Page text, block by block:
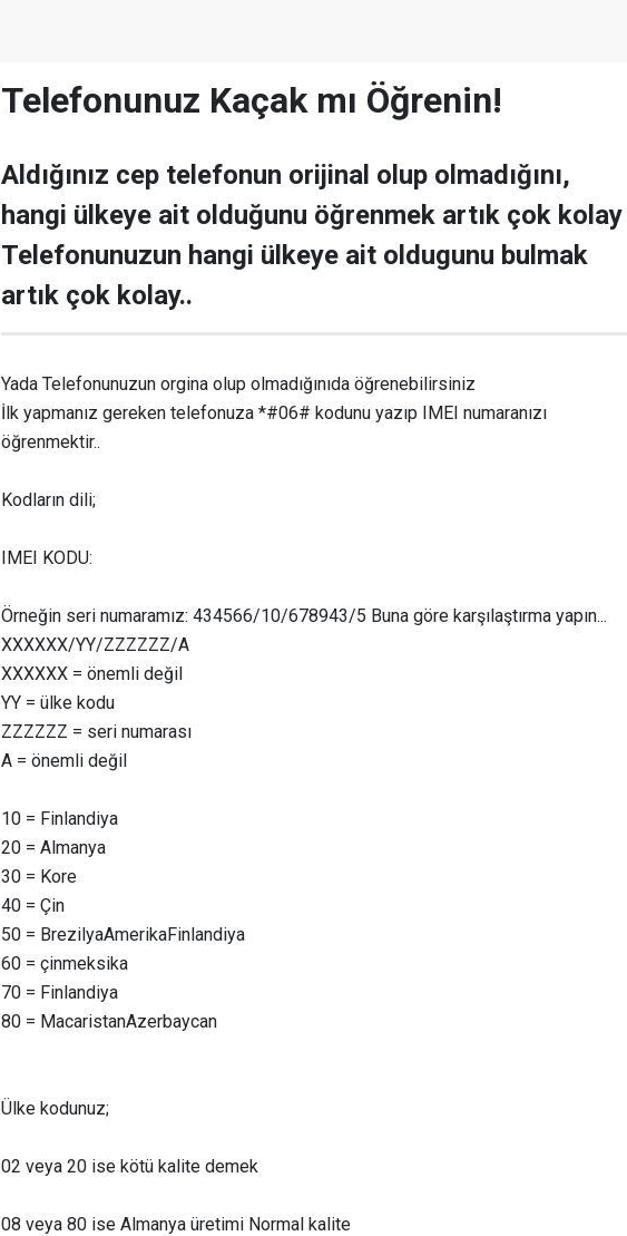
Telefonunuz Kaçak mı Öğrenin!
Aldığınız cep telefonun orijinal olup olmadığını,
hangi ülkeye ait olduğunu öğrenmek artık çok kolay
Telefonunuzun hangi ülkeye ait oldugunu bulmak
artık çok kolay..
Yada Telefonunuzun orgina olup olmadığınıda öğrenebilirsiniz
İlk yapmanız gereken telefonuza *#06# kodunu yazıp IMEI numaranızı
öğrenmektir..
Kodların dili;
IMEI KODU:
Örneğin seri numaramız: 434566/10/678943/5 Buna göre karşılaştırma yapın...
XXXXXX/YY/ZZZZZZ/A
XXXXXX = önemli değil
YY = ülke kodu
ZZZZZZ = seri numarası
A = önemli değil
10 = Finlandiya
20 = Almanya
30 = Kore
40 = Çin
50 = BrezilyaAmerikaFinlandiya
60 = çinmeksika
70 = Finlandiya
80 = MacaristanAzerbaycan
Ülke kodunuz;
02 veya 20 ise kötü kalite demek
08 veya 80 ise Almanya üretimi Normal kalite